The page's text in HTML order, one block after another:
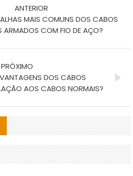
ANTERIOR
MAIS COMUNS DOS CABOS
ARMADOS COM FIO DE AÇO?
PRÓXIMO
DOS CABOS
AOS CABOS NORMAIS?